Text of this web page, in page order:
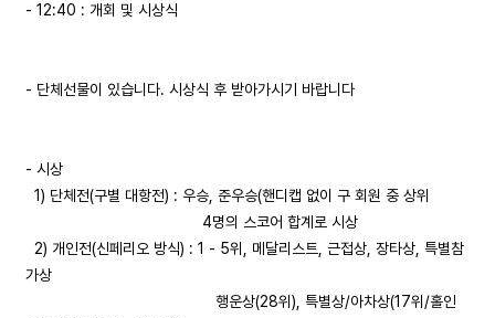
- 12:40 : 개회 및 시상식
- 단체선물이 있습니다. 시상식 후 받아가시기 바랍니다
- 시상
1) 단체전(구별 대항전) : 우승, 준우승(핸디캡 없이 구 회원 중 상위
4명의 스코어 합계로 시상
2) 개인전(신페리오 방식) : 1 - 5위, 메달리스트, 근접상, 장타상, 특별참
가상
행운상(28위), 특별상/아차상(17위/홀인